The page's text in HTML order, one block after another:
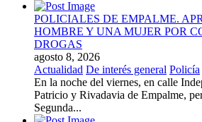
POLICIALES DE EMPALME.
HOMBRE Y UNA MUJER POR
DROGAS
agosto 8, 2026
Actualidad De interés general Policía
En la noche del viernes, en calle
Patricio y Rivadavia de Empalme,
Segunda...